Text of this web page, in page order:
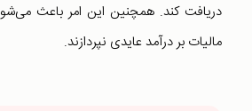
دریافت کند. همچنین این امر باعث
مالیات بر درآمد عایدی نپردازند.